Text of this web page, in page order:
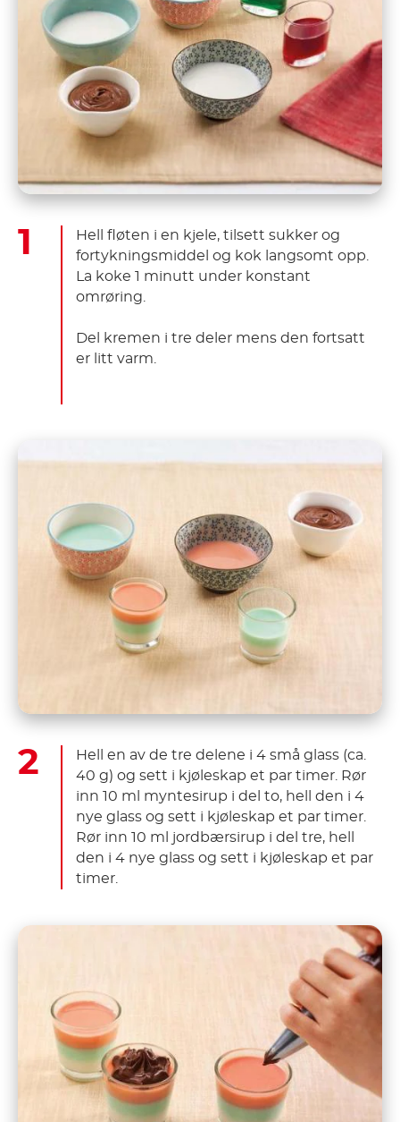
Hell fløten i en kjele, tilsett sukker og
fortykningsmiddel og kok langsomt opp.
La koke 1 minutt under konstant
omrøring.
Del kremen i tre deler mens den fortsatt
er litt varm.
Hell en av de tre delene i 4 små glass (ca.
40 g) og sett i kjøleskap et par timer. Rør
inn 10 ml myntesirup i del to, hell den i 4
nye glass og sett i kjøleskap et par timer.
Rør inn 10 ml jordbærsirup i del tre, hell
den i 4 nye glass og sett i kjøleskap et par
timer.